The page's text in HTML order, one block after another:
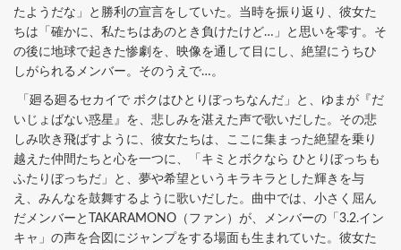
たようだな」と勝利の宣言をしていた。当時を振り返り、彼女た
ちは「確かに、私たちはあのとき負けたけど…」と思いを零す。そ
の後に地球で起きた惨劇を、映像を通して目にし、絶望にうちひ
しがられるメンバー。そのうえで…。
「廻る廻るセカイで ボクはひとりぼっちなんだ」と、ゆまが『だ
いじょばない惑星』を、悲しみを湛えた声で歌いだした。その悲
しみ吹き飛ばすように、彼女たちは、ここに集まった絶望を乗り
越えた仲間たちと心を一つに、「キミとボクなら ひとりぼっちも
ふたりぼっちだ」と、夢や希望というキラキラとした輝きを与
え、みんなを鼓舞するように歌いだした。曲中では、小さく屈ん
だメンバーとTAKARAMONO（ファン）が、メンバーの「3.2.イン
キャ」の声を合図にジャンプをする場面も生まれていた。彼女た